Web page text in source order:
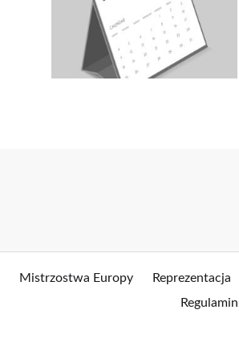
Mistrzostwa Europy Reprezentacja